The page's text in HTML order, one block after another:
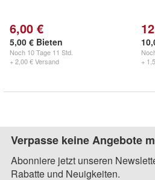
6,00 €
5,00 € Bieten
Noch 10 Tage 11 Std.
+ 2,00 € Versand
+
Verpasse keine Angebote
Abonniere jetzt unseren
Rabatte und Neuigkeiten.